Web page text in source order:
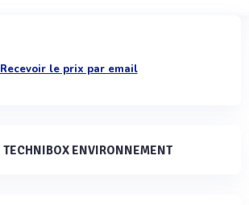
Recevoir le prix par email
TECHNIBOX ENVIRONNEMENT